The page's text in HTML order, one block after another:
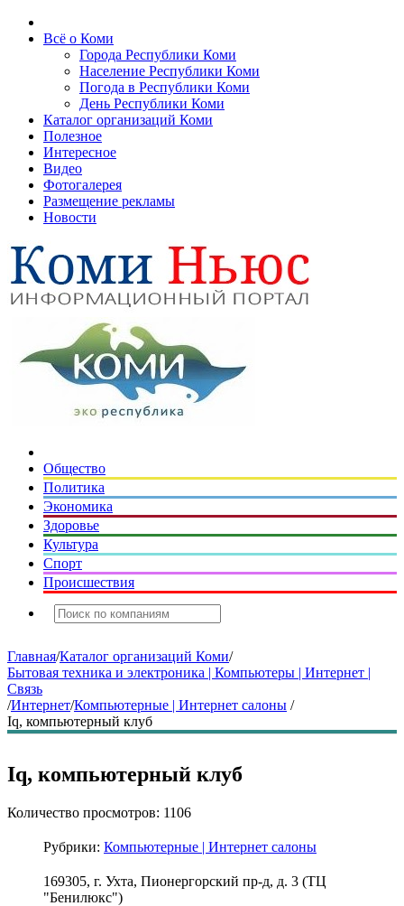
Всё о Коми
Города Республики Коми
Население Республики Коми
Погода в Республики Коми
День Республики Коми
Каталог организаций Коми
Полезное
Интересное
Видео
Фотогалерея
Размещение рекламы
Новости
Общество
Политика
Экономика
Здоровье
Культура
Спорт
Происшествия
Главная/Каталог организаций Коми/
Бытовая техника и электроника | Компьютеры | Интернет |
Связь
/Интернет/Компьютерные | Интернет салоны /
Iq, компьютерный клуб
Iq, компьютерный клуб
Количество просмотров: 1106
Рубрики: Компьютерные | Интернет салоны
169305, г. Ухта, Пионергорский пр-д, д. 3 (ТЦ
"Бенилюкс")